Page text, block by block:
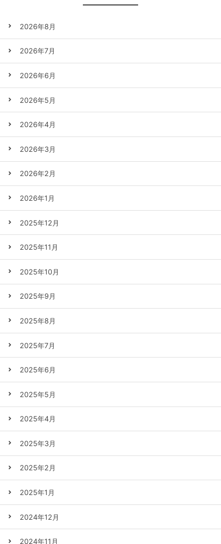
2026年8月
2026年7月
2026年6月
2026年5月
2026年4月
2026年3月
2026年2月
2026年1月
2025年12月
2025年11月
2025年10月
2025年9月
2025年8月
2025年7月
2025年6月
2025年5月
2025年4月
2025年3月
2025年2月
2025年1月
2024年12月
2024年11月